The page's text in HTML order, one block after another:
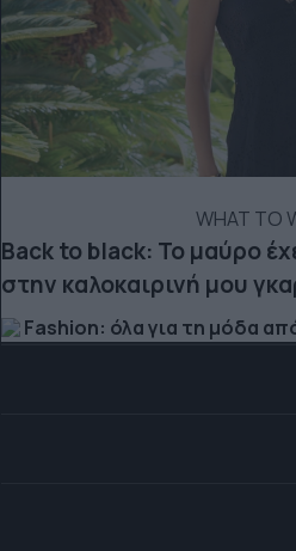
WHAT TO
Back to black: Το μαύρο
στην καλοκαιρινή μου
Fashion: όλα για τη μόδα